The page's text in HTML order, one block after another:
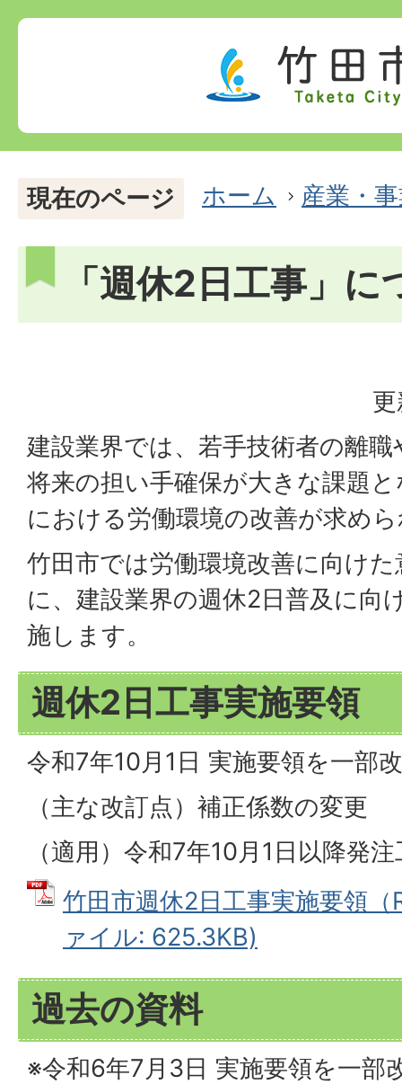
現在のページ ホーム 産業・
「週休2日工事」に
建設業界では、若手技術者の離
将来の担い手確保が大きな課題
における労働環境の改善が求め
竹田市では労働環境改善に向け
に、建設業界の週休2日普及に向
施します。
週休2日工事実施要領
令和7年10月1日 実施要領を一部
（主な改訂点）補正係数の変更
（適用）令和7年10月1日以降発
竹田市週休2日工事実施要領（
ァイル: 625.3KB)
過去の資料
※令和6年7月3日 実施要領を一部